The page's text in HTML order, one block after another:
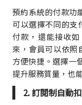
預約系統的付款功
可以選擇不同的支
付款，還能接收
來，會員可以依照
方便快捷。選擇一
提升服務質量，也
2. 訂閱制自動